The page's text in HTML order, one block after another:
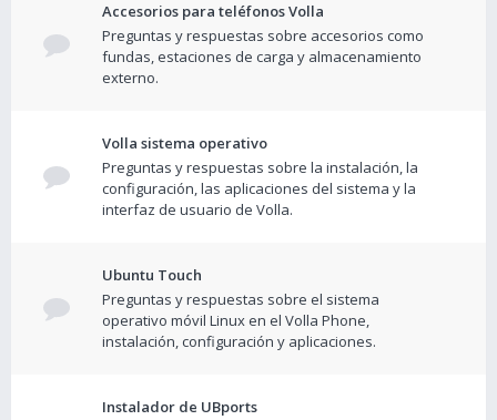
Accesorios para teléfonos Volla
Preguntas y respuestas sobre accesorios como
fundas, estaciones de carga y almacenamiento
externo.
Volla sistema operativo
Preguntas y respuestas sobre la instalación, la
configuración, las aplicaciones del sistema y la
interfaz de usuario de Volla.
Ubuntu Touch
Preguntas y respuestas sobre el sistema
operativo móvil Linux en el Volla Phone,
instalación, configuración y aplicaciones.
Instalador de UBports